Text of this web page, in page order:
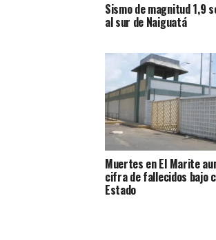
Sismo de magnitud 1,9
al sur de Naiguatá
Muertes en El Marite
cifra de fallecidos bajo
Estado